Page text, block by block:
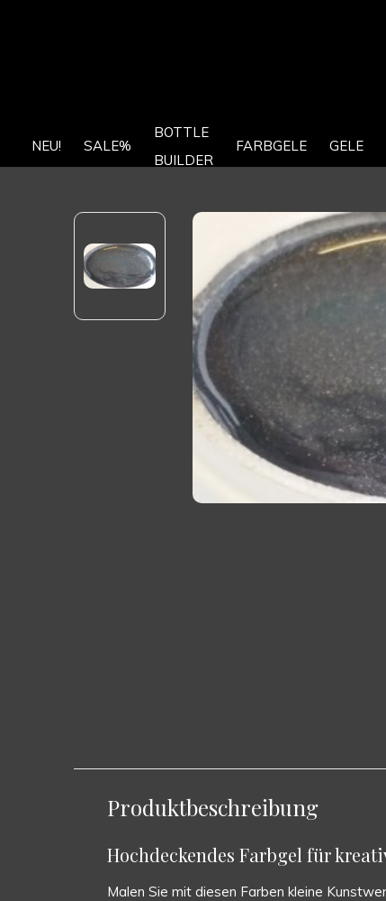
NEU! SALE%
BOTTLE
BUILDER
FARBGELE GELE
Produktbeschreibung
Hochdeckendes Farbgel für
Malen Sie mit diesen Farben kleine